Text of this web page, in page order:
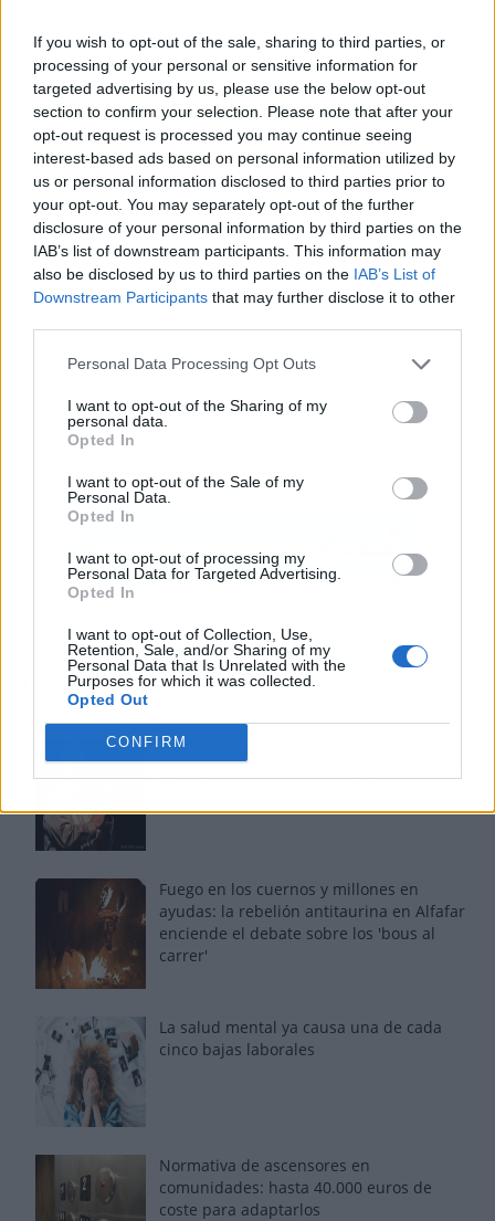
If you wish to opt-out of the sale, sharing to third parties, or
processing of your personal or sensitive information for
targeted advertising by us, please use the below opt-out
section to confirm your selection. Please note that after your
opt-out request is processed you may continue seeing
interest-based ads based on personal information utilized by
us or personal information disclosed to third parties prior to
your opt-out. You may separately opt-out of the further
disclosure of your personal information by third parties on the
IAB’s list of downstream participants. This information may
also be disclosed by us to third parties on the IAB’s List of
Downstream Participants that may further disclose it to other
Personal Data Processing Opt Outs
I want to opt-out of the Sharing of my
personal data.
Opted In
I want to opt-out of the Sale of my
Personal Data.
Opted In
I want to opt-out of processing my
Personal Data for Targeted Advertising.
Opted In
I want to opt-out of Collection, Use,
Retention, Sale, and/or Sharing of my
Personal Data that Is Unrelated with the
Purposes for which it was collected.
Opted Out
CONFIRM
Publicidad
Los más vistos
Tom Jones demuestra en Madrid que su
voz sigue desafiando implacable el paso
Fuego en los cuernos y millones en
ayudas: la rebelión antitaurina en Alfafar
enciende el debate sobre los 'bous al
carrer'
La salud mental ya causa una de cada
cinco bajas laborales
Normativa de ascensores en
comunidades: hasta 40.000 euros de
coste para adaptarlos